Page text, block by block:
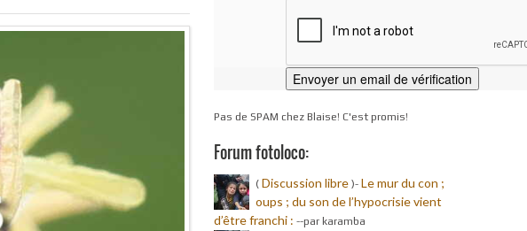
Pas de SPAM chez Blaise! C'est promis!
Forum fotoloco:
( Discussion libre)- Le mur du con ;
oups ; du son de l’hypocrisie vient
d’être franchi : --par karamba